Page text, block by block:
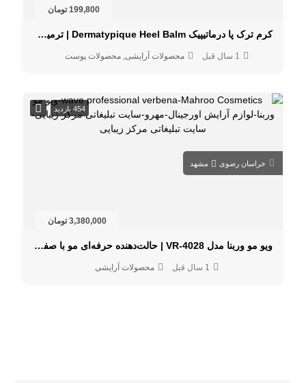
199,800 تومان
کرم ترک پا درماتیپیک Dermatypique Heel Balm | ترمیم کننده قوی پاهای خشک
1 سال قبل محصولات آرایشی محصولات پوست
454 بازدید
خراسان رضوی مشهد
3,380,000 تومان
ویو مو وربنا مدل VR-4028 | حالت‌دهنده حرفه‌ای مو با صفحات سرامیکی
1 سال قبل محصولات آرایشی